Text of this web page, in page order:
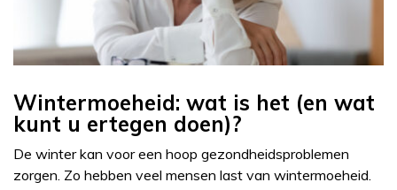
Wintermoeheid: wat is het (en wat
kunt u ertegen doen)?
De winter kan voor een hoop gezondheidsproblemen
zorgen. Zo hebben veel mensen last van wintermoeheid.